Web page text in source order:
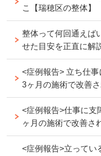
こ【瑞穂区の整体】
整体って何回通えば
せた目安を正直に解
<症例報告> 立ち仕
3ヶ月の施術で改善
<症例報告>仕事に支
ヶ月の施術で改善さ
<症例報告>立ってい